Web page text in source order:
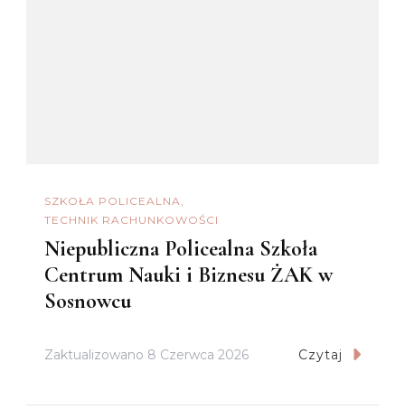
SZKOŁA POLICEALNA
TECHNIK RACHUNKOWOŚCI
Niepubliczna Policealna Szkoła
Centrum Nauki i Biznesu ŻAK w
Sosnowcu
Zaktualizowano 8 Czerwca 2026 Czytaj